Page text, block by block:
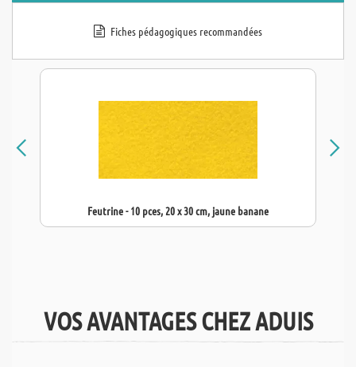
Fiches pédagogiques recommandées
Feutrine - 10 pces, 20 x 30 cm, jaune banane
VOS AVANTAGES CHEZ ADUIS